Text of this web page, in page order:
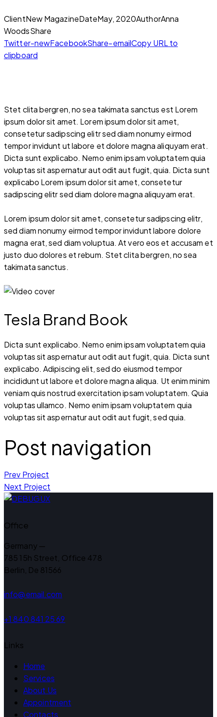
ClientNew MagazineDateMay, 2020AuthorAnna
WoodsShare
Twitter-newFacebookShare-emailCopy URL to
clipboard
Stet clita bergren, no sea takimata sanctus est Lorem
ipsum dolor sit amet. Lorem ipsum dolor sit amet,
consetetur sadipscing elitr sed diam nonumy eirmod
tempor invidunt ut labore et dolore magna aliquyam erat.
Dicta sunt explicabo. Nemo enim ipsam voluptatem quia
voluptas sit aspernatur aut odit aut fugit, quia. Dicta sunt
explicabo Lorem ipsum dolor sit amet, consetetur
sadipscing elitr sed diam dolore magna aliquyam erat.
Lorem ipsum dolor sit amet, consetetur sadipscing elitr,
sed diam nonumy eirmod tempor invidunt labore dolore
magna erat, sed diam voluptua. At vero eos et accusam et
justo duo dolores et rebum. Stet clita bergren, no sea
takimata sanctus.
Tesla Brand Book
Dicta sunt explicabo. Nemo enim ipsam voluptatem quia
voluptas sit aspernatur aut odit aut fugit, quia. Dicta sunt
explicabo. Adipiscing elit, sed do eiusmod tempor
incididunt ut labore et dolore magna aliqua. Ut enim minim
veniam quis nostrud exercitation ipsam voluptatem. Quia
voluptas ullamco. Nemo enim ipsam voluptatem quia
voluptas sit aspernatur aut odit aut fugit, sed quia.
Post navigation
Prev Project
Next Project
Office
Germany —
785 15h Street, Office 478
Berlin, De 81566
info@email.com
+1 840 841 25 69
Links
Home
Services
About Us
Appointment
Contacts